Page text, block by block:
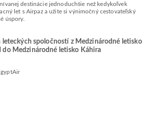
destinácie jednoduchšie než kedykoľvek
let s Airpaz a užite si výnimočný cestovateľský
úspory.
spoločností z Medzinárodné letisko
do Medzinárodné letisko Káhira